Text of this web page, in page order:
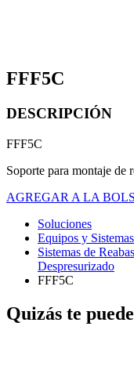
FFF5C
DESCRIPCIÓN
FFF5C
Soporte para montaje de
AGREGAR A LA
Soluciones
Equipos y
Sistemas de
Despresurizado
FFF5C
Quizás te